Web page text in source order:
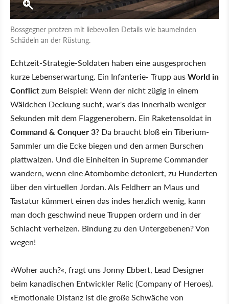
Bossgegner protzen mit liebevollen Details wie baumelnden
Schädeln an der Rüstung.
Echtzeit-Strategie-Soldaten haben eine ausgesprochen
kurze Lebenserwartung. Ein Infanterie- Trupp ausWorld in
Conflictzum Beispiel: Wenn der nicht zügig in einem
Wäldchen Deckung sucht, war's das innerhalb weniger
Sekunden mit dem Flaggenerobern. Ein Raketensoldat in
Command & Conquer 3? Da braucht bloß ein Tiberium-
Sammler um die Ecke biegen und den armen Burschen
plattwalzen. Und die Einheiten in Supreme Commander
wandern, wenn eine Atombombe detoniert, zu Hunderten
über den virtuellen Jordan. Als Feldherr an Maus und
Tastatur kümmert einen das indes herzlich wenig, kann
man doch geschwind neue Truppen ordern und in der
Schlacht verheizen. Bindung zu den Untergebenen? Von
wegen!
»Woher auch?«, fragt uns Jonny Ebbert, Lead Designer
beim kanadischen Entwickler Relic (Company of Heroes).
»Emotionale Distanz ist die große Schwäche von